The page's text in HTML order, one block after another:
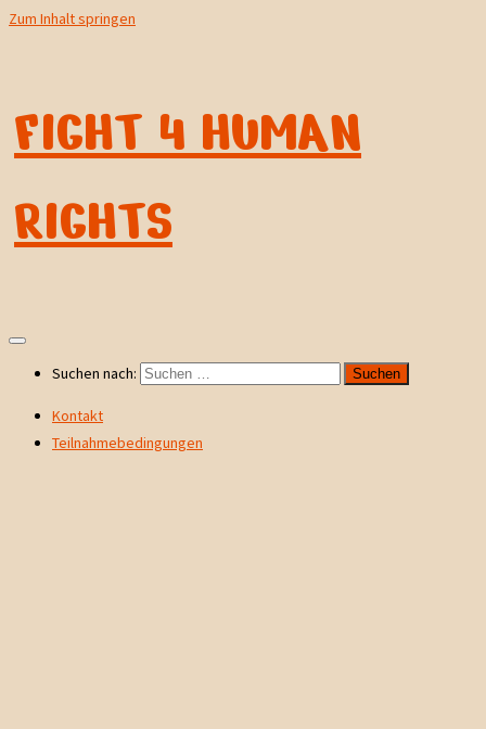
Zum Inhalt springen
FIGHT 4 HUMAN
RIGHTS
Suchen nach:
Kontakt
Teilnahmebedingungen